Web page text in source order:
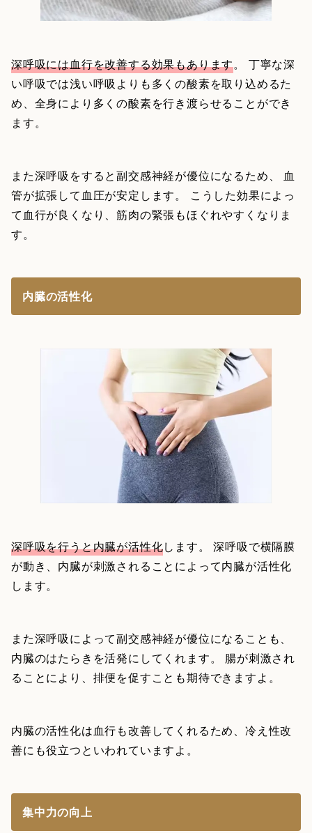
深呼吸には血行を改善する効果もあります。 丁寧な深
い呼吸では浅い呼吸よりも多くの酸素を取り込めるた
め、全身により多くの酸素を行き渡らせることができ
ます。
また深呼吸をすると副交感神経が優位になるため、 血
管が拡張して血圧が安定します。 こうした効果によっ
て血行が良くなり、筋肉の緊張もほぐれやすくなりま
す。
内臓の活性化
深呼吸を行うと内臓が活性化します。 深呼吸で横隔膜
が動き、内臓が刺激されることによって内臓が活性化
します。
また深呼吸によって副交感神経が優位になることも、
内臓のはたらきを活発にしてくれます。 腸が刺激され
ることにより、排便を促すことも期待できますよ。
内臓の活性化は血行も改善してくれるため、冷え性改
善にも役立つといわれていますよ。
集中力の向上